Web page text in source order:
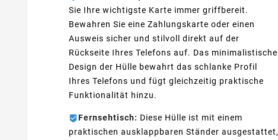
Sie Ihre wichtigste Karte immer griffbereit.
Bewahren Sie eine Zahlungskarte oder einen
Ausweis sicher und stilvoll direkt auf der
Rückseite Ihres Telefons auf. Das minimalistische
Design der Hülle bewahrt das schlanke Profil
Ihres Telefons und fügt gleichzeitig praktische
Funktionalität hinzu.
Fernsehtisch: Diese Hülle ist mit einem
praktischen ausklappbaren Ständer ausgestattet,